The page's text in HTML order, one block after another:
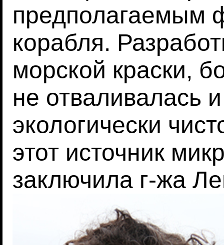
предполагаемым
корабля.
морской краски,
не отваливалась
экологически
этот источник
заключила г-жа